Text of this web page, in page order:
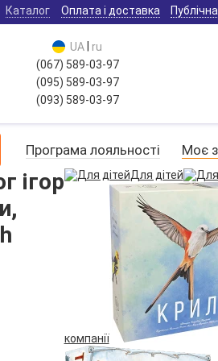
Каталог Оплата і доставка
UA
ru
(067) 589-03-97
(095) 589-03-97
(093) 589-03-97
Програма лояльності Моє
ігор
Для дітей
компанії